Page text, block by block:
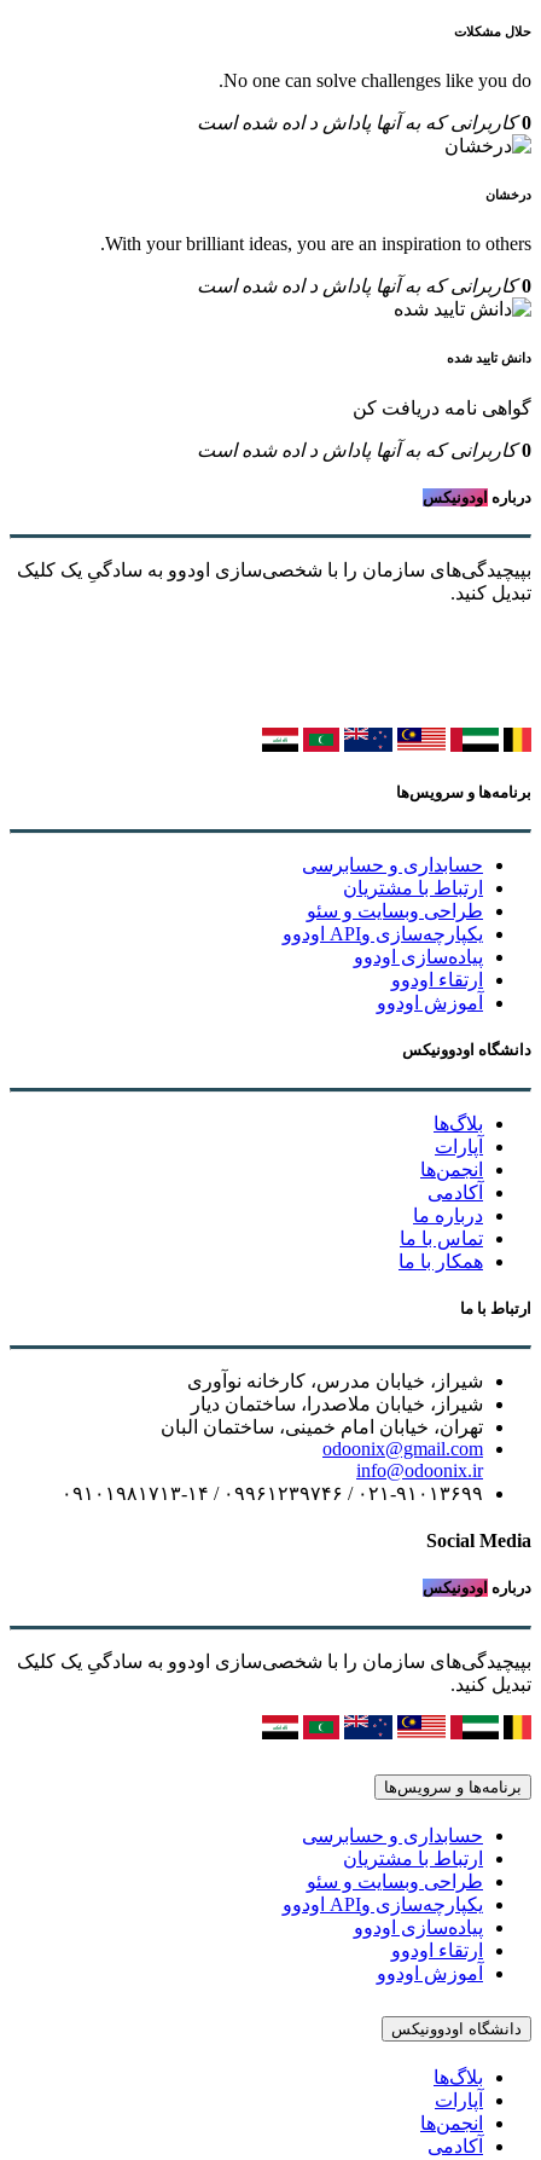
حلال مشکلات
No one can solve challenges like you do.
0 کاربرانی که به آنها پاداش د اده شده است
درخشان
With your brilliant ideas, you are an inspiration to others.
0 کاربرانی که به آنها پاداش د اده شده است
دانش تایید شده
گواهی نامه دریافت کن
0 کاربرانی که به آنها پاداش د اده شده است
درباره اودونیکس
بپیچیدگی‌های سازمان را با شخصی‌سازی اودوو به سادگیِ یک کلیک
تبدیل کنید.
برنامه‌ها و سرویس‌ها
حسابداری و حسابرسی
ارتباط با مشتریان
طراحی وبسایت و سئو
یکپارچه‌سازی وAPI اودوو
پیاده‌سازی اودوو
ارتقاء اودوو
آموزش اودوو
دانشگاه اودوونیکس
بلاگ‌ها
آپارات
انجمن‌ها
آکادمی
درباره ما
تماس با ما
همکار با ما
ارتباط با ما
شیراز، خیابان مدرس، کارخانه نوآوری
شیراز، خیابان ملاصدرا، ساختمان دیار
تهران، خیابان امام خمینی، ساختمان البان
odoonix@gmail.com
info@odoonix.ir
۰۲۱-۹۱۰۱۳۶۹۹ / ۰۹۹۶۱۲۳۹۷۴۶ / ۰۹۱۰۱۹۸۱۷۱۳-۱۴
Social Media
درباره اودونیکس
بپیچیدگی‌های سازمان را با شخصی‌سازی اودوو به سادگیِ یک کلیک
تبدیل کنید.
برنامه‌ها و سرویس‌ها
حسابداری و حسابرسی
ارتباط با مشتریان
طراحی وبسایت و سئو
یکپارچه‌سازی وAPI اودوو
پیاده‌سازی اودوو
ارتقاء اودوو
آموزش اودوو
دانشگاه اودوونیکس
بلاگ‌ها
آپارات
انجمن‌ها
آکادمی